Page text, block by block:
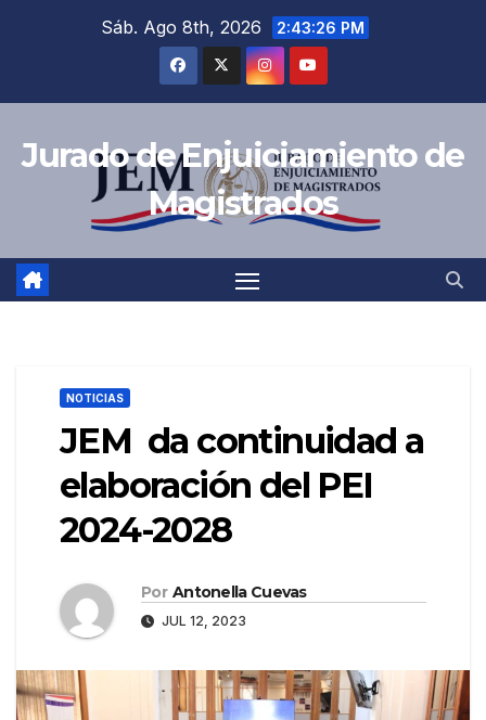
Sáb. Ago 8th, 2026 2:43:27 PM
Jurado de Enjuiciamiento de
Magistrados
NOTICIAS
JEM da continuidad a
elaboración del PEI
2024-2028
Por Antonella Cuevas
JUL 12, 2023